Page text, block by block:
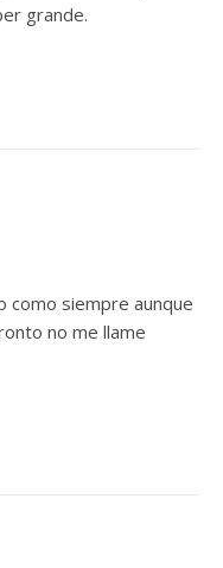
grande.
como siempre aunque
no me llame